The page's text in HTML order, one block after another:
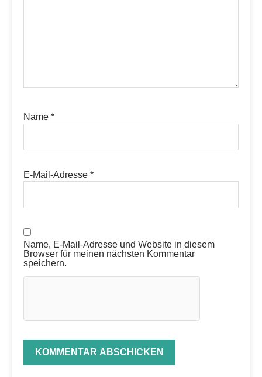
Name *
E-Mail-Adresse *
Name, E-Mail-Adresse und Website in diesem
Browser für meinen nächsten Kommentar
speichern.